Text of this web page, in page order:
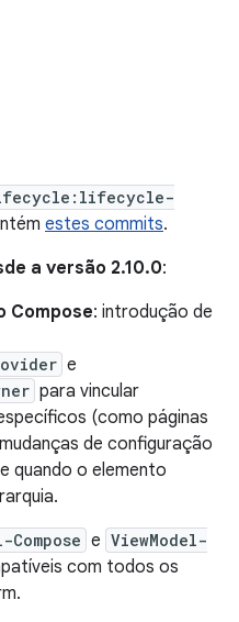
estes commits.
a versão 2.10.0:
Compose: introdução de
e
para vincular
(como páginas
de configuração
quando o elemento
Compose e ViewModel-
com todos os